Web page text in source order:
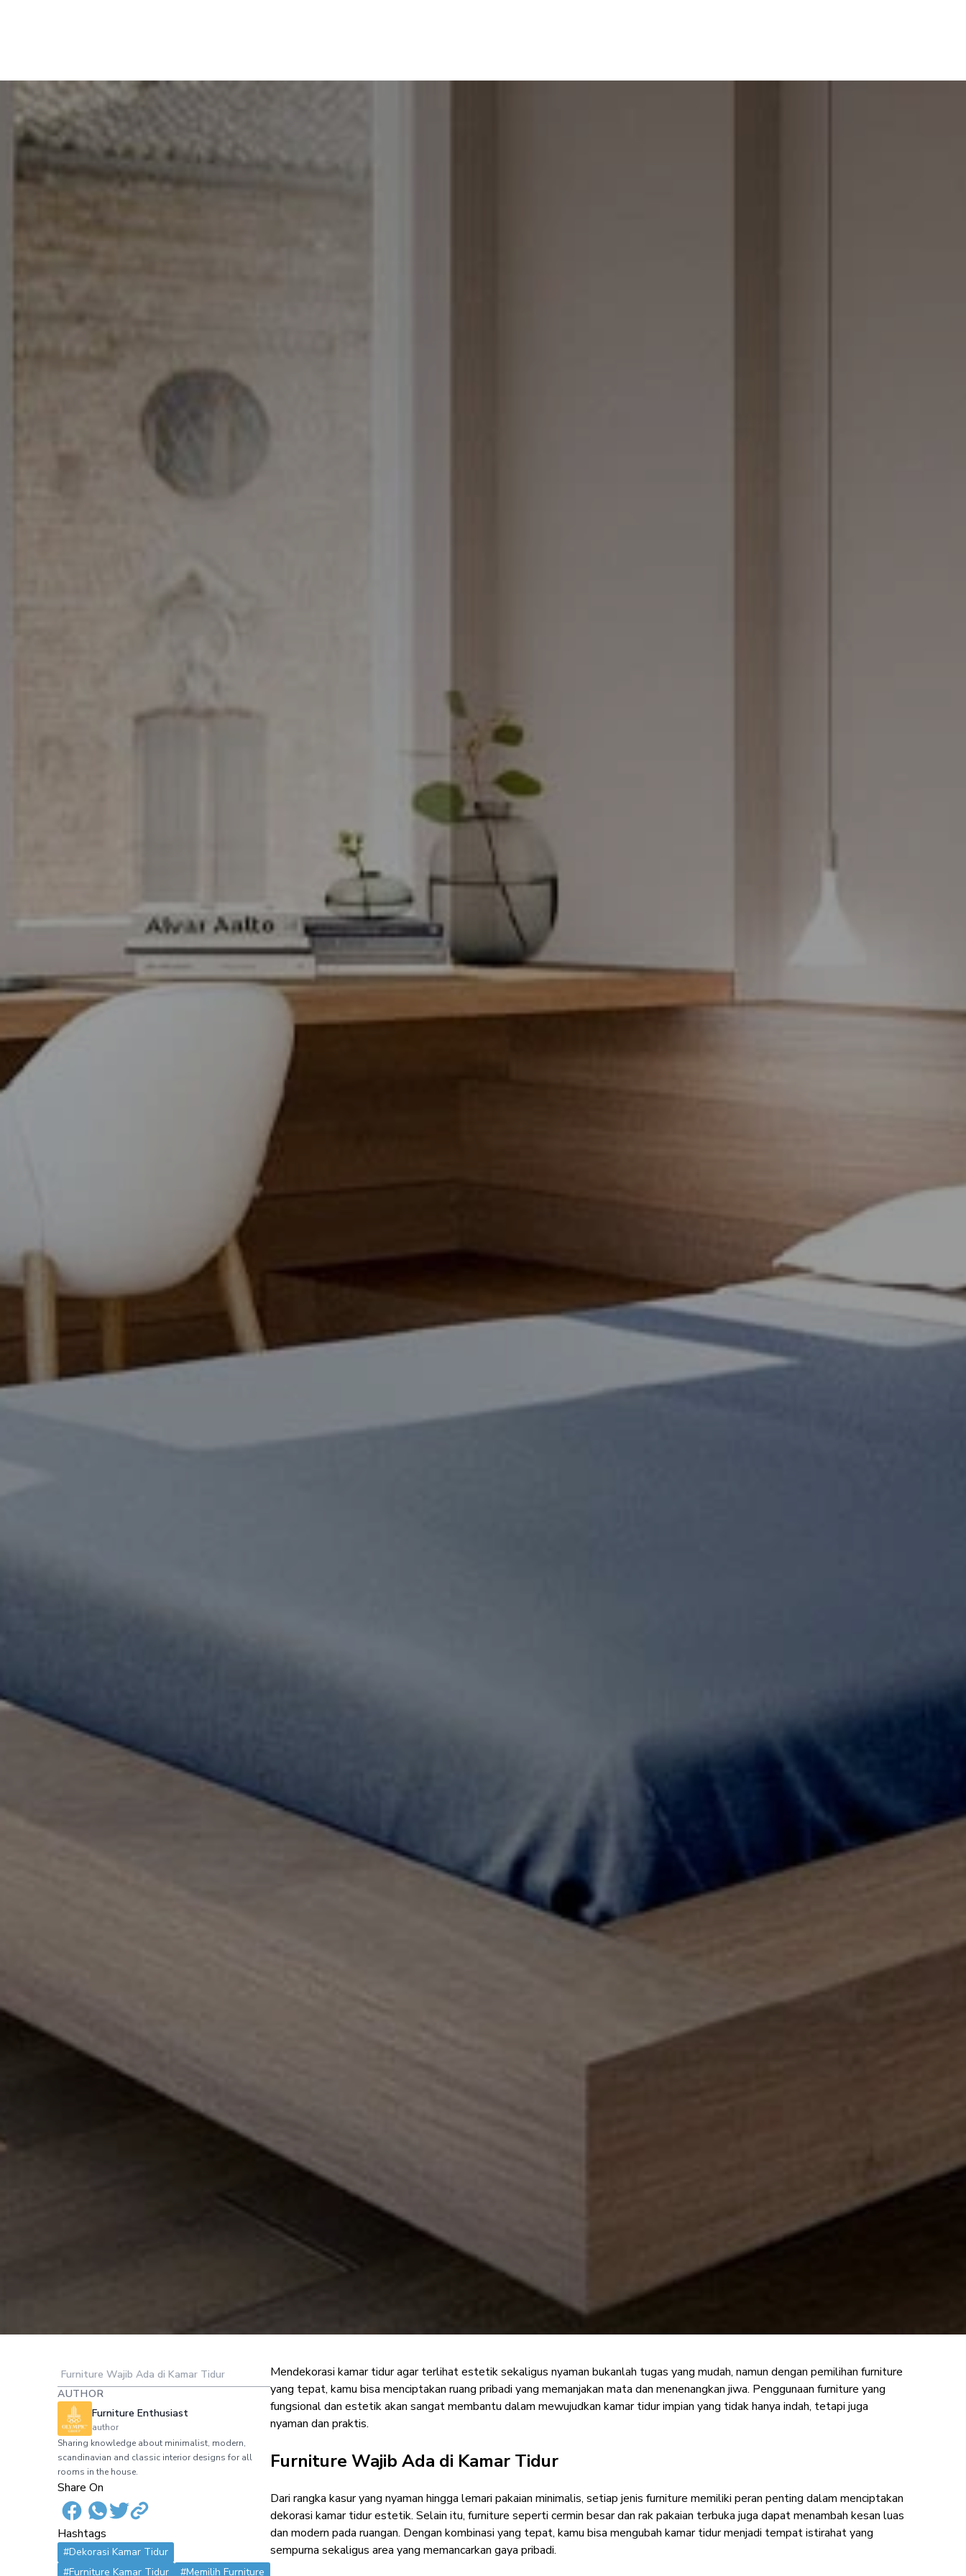
Gunakan 8 Jenis Furniture Terbaik untuk Dekorasi
Kamar Tidur Estetik
Furniture Enthusiast·03 Juni 2024
Furniture Wajib Ada di Kamar Tidur
AUTHOR
Furniture Enthusiast
author
Sharing knowledge about minimalist, modern,
scandinavian and classic interior designs for all
rooms in the house.
Share On
Hashtags
#Dekorasi Kamar Tidur
#Furniture Kamar Tidur
#Memilih Furniture
Mendekorasi kamar tidur agar terlihat estetik sekaligus nyaman bukanlah tugas yang mudah, namun dengan pemilihan furniture
yang tepat, kamu bisa menciptakan ruang pribadi yang memanjakan mata dan menenangkan jiwa. Penggunaan furniture yang
fungsional dan estetik akan sangat membantu dalam mewujudkan kamar tidur impian yang tidak hanya indah, tetapi juga
nyaman dan praktis.
Furniture Wajib Ada di Kamar Tidur
Dari rangka kasur yang nyaman hingga lemari pakaian minimalis, setiap jenis furniture memiliki peran penting dalam menciptakan
dekorasi kamar tidur estetik. Selain itu, furniture seperti cermin besar dan rak pakaian terbuka juga dapat menambah kesan luas
dan modern pada ruangan. Dengan kombinasi yang tepat, kamu bisa mengubah kamar tidur menjadi tempat istirahat yang
sempurna sekaligus area yang memancarkan gaya pribadi.